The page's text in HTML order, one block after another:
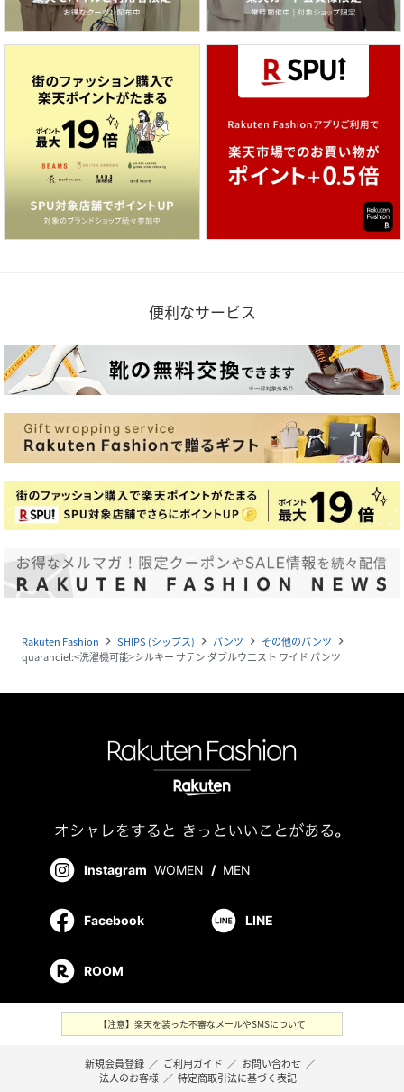
便利なサービス
Rakuten Fashion navigate_next SHIPS (シップス) navigate_next パンツ navigate_next その他のパンツ navigate_next
quaranciel:<洗濯機可能>シルキー サテン ダブルウエスト ワイド パンツ
Instagram WOMEN / MEN
Facebook LINE
ROOM
【注意】楽天を装った不審なメールやSMSについて
新規会員登録 ／ ご利用ガイド ／ お問い合わせ ／
法人のお客様 ／ 特定商取引法に基づく表記